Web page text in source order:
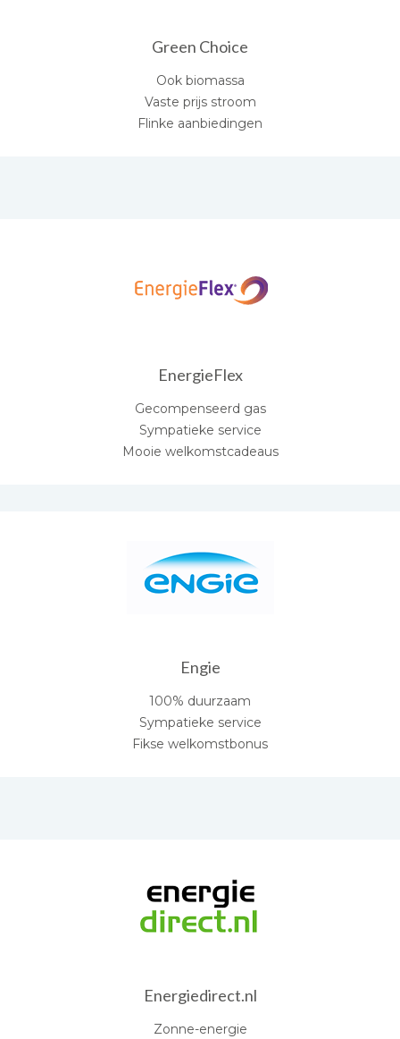
Green Choice
Ook biomassa
Vaste prijs stroom
Flinke aanbiedingen
EnergieFlex
Gecompenseerd gas
Sympatieke service
Mooie welkomstcadeaus
Engie
100% duurzaam
Sympatieke service
Fikse welkomstbonus
Energiedirect.nl
Zonne-energie